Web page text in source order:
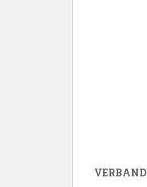
VERBAND